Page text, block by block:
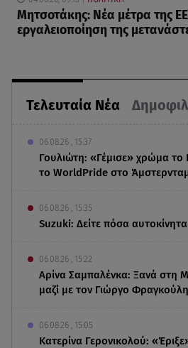
Τελευταία Νέα
06.08.26 , 15:37
Γουλιώτη: «Γέμισε» χρώμα
το WorldPride στο
06.08.26 , 15:35
Suzuki: Δείτε πόσα
06.08.26 , 15:22
Αρίνα Σαμπαλένκα: Ξανά στη
μαζί με τον Γιώργο Φραγκούλη
06.08.26 , 15:05
Κατερίνα Γερονικολού:
Μητσοτάκης: Νέα μέτρα της
εργαλειοποίηση της